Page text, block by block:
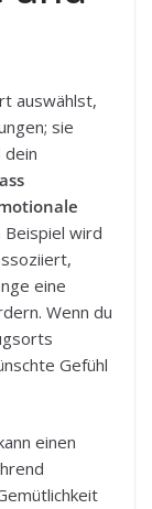
auswählst,
sie
dein
Beispiel wird
eine
Wenn du
Gefühl
einen